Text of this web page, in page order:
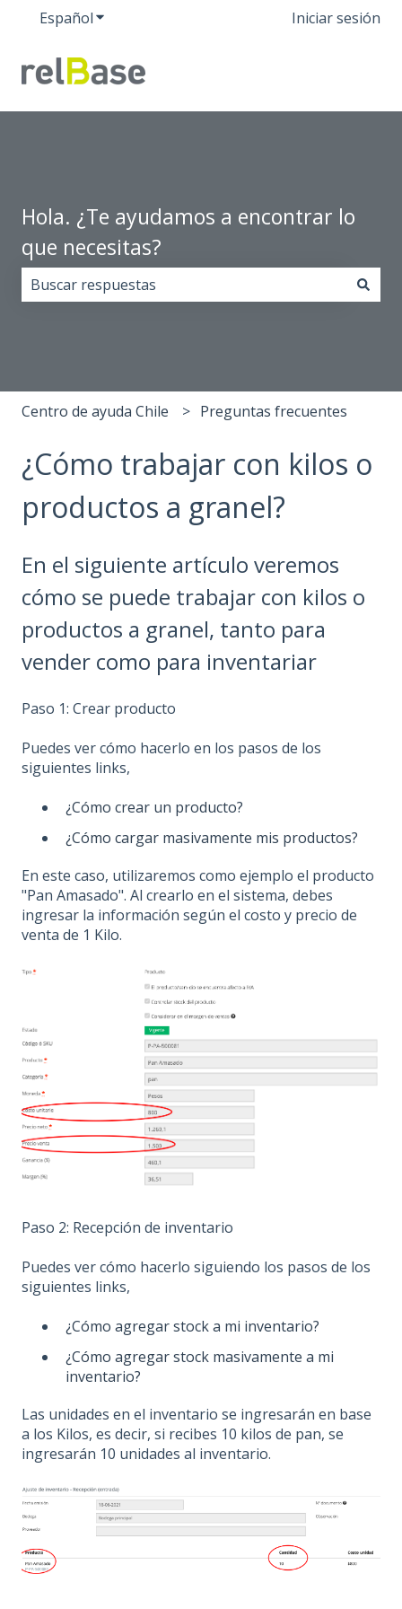
EspañolTraducciones de Mostrar submenú de
Iniciar sesión
Hola. ¿Te ayudamos a encontrar lo
que necesitas?
Centro de ayuda Chile Preguntas frecuentes
¿Cómo trabajar con kilos o
productos a granel?
En el siguiente artículo veremos
cómo se puede trabajar con kilos o
productos a granel, tanto para
vender como para inventariar
Paso 1: Crear producto
Puedes ver cómo hacerlo en los pasos de los
siguientes links,
¿Cómo crear un producto?
¿Cómo cargar masivamente mis productos?
En este caso, utilizaremos como ejemplo el producto
"Pan Amasado". Al crearlo en el sistema, debes
ingresar la información según el costo y precio de
venta de 1 Kilo.
Paso 2: Recepción de inventario
Puedes ver cómo hacerlo siguiendo los pasos de los
siguientes links,
¿Cómo agregar stock a mi inventario?
¿Cómo agregar stock masivamente a mi
inventario?
Las unidades en el inventario se ingresarán en base
a los Kilos, es decir, si recibes 10 kilos de pan, se
ingresarán 10 unidades al inventario.